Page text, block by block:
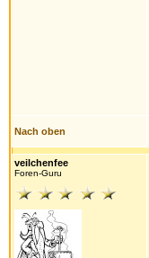
Nach oben
veilchenfee
Foren-Guru